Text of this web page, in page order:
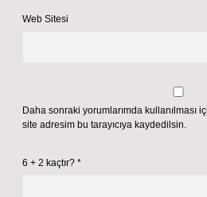
Web Sitesi
Daha sonraki yorumlarımda kullanılması
site adresim bu tarayıcıya kaydedilsin.
6 + 2 kaçtır? *